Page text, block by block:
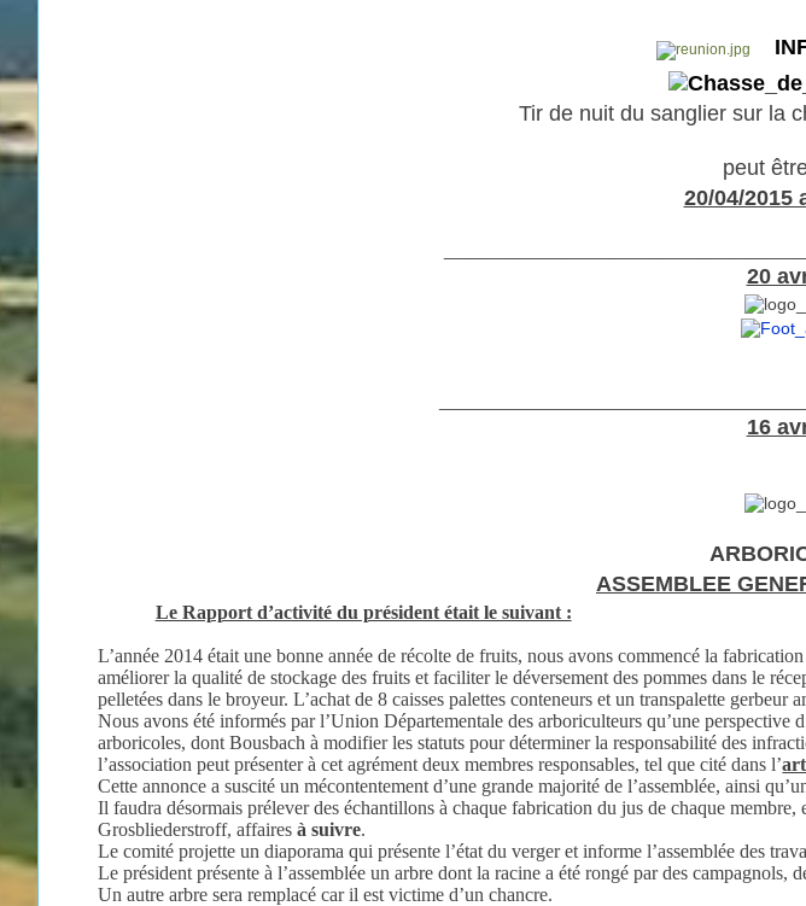
Tir de nuit du sanglier sur la
peut
20/04/2015
20
16
ASSEMBLEE
Le Rapport d’activité du président était le suivant :
L’année 2014 était une bonne année de récolte de fruits, nous avons commencé la
améliorer la qualité de stockage des fruits et faciliter le déversement des pommes dans le
pelletées dans le broyeur. L’achat de 8 caisses palettes conteneurs et un transpalette gerbeur
Nous avons été informés par l’Union Départementale des arboriculteurs qu’une
arboricoles, dont Bousbach à modifier les statuts pour déterminer la responsabilité des
l’association peut présenter à cet agrément deux membres responsables, tel que cité dans l’
Cette annonce a suscité un mécontentement d’une grande majorité de l’assemblée, ainsi
Il faudra désormais prélever des échantillons à chaque fabrication du jus de chaque
Grosbliederstroff, affairesà suivre.
Le comité projette un diaporama qui présente l’état du verger et informe l’assemblée des
Le président présente à l’assemblée un arbre dont la racine a été rongé par des campagnols,
Un autre arbre sera remplacé car il est victime d’un chancre.